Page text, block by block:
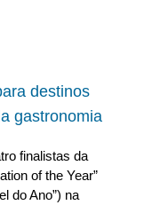
destinos
gastronomia
finalistas da
of the Year”
do Ano”) na